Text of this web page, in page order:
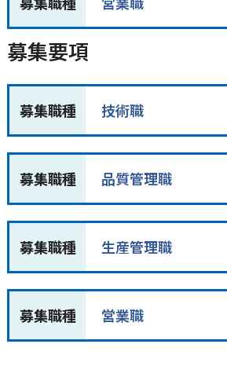
募集要項
募集職種 技術職
募集職種 品質管理職
募集職種 生産管理職
募集職種 営業職